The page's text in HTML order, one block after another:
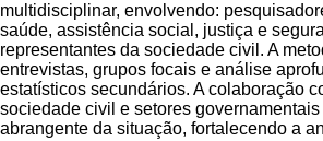
multidisciplinar, envolvendo:
saúde, assistência social, justiça e
representantes da sociedade civil. A
entrevistas, grupos focais e análise
estatísticos secundários. A colaboração
sociedade civil e setores
abrangente da situação, fortalecendo a